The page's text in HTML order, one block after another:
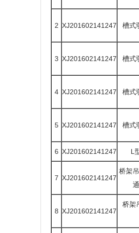
2 XJ201602141247 槽式
3 XJ201602141247 槽式
4 XJ201602141247 槽式
5 XJ201602141247 槽式
6 XJ201602141247 L
7 XJ201602141247
桥架
8 XJ201602141247
桥架